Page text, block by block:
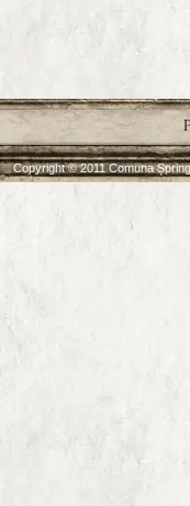
Copyright © 2011 Comuna